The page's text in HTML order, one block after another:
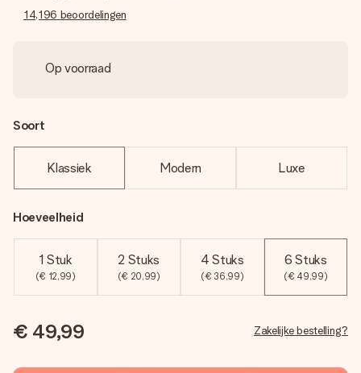
14,196 beoordelingen
Op voorraad
Soort
Klassiek Modern Luxe
Hoeveelheid
1 Stuk
(€ 12,99)
2 Stuks
(€ 20,99)
4 Stuks
(€ 36,99)
6 Stuks
(€ 49,99)
€ 49,99 Zakelijke bestelling?